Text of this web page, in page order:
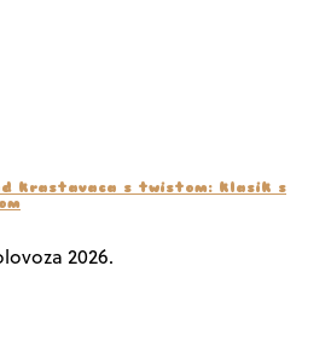
krastavaca s twistom: klasik s
2026.